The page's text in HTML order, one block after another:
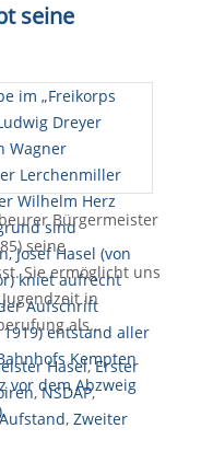
seine
Bürgermeister
seine
Sie ermöglicht uns
in
als…
Hasel,Erster
,NSDAP,
, Zweiter